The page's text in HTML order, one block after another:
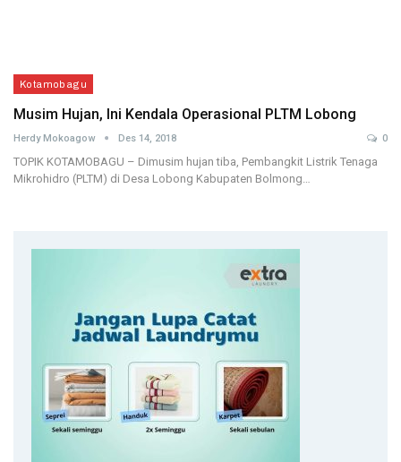
Kotamobagu
Musim Hujan, Ini Kendala Operasional PLTM Lobong
Herdy Mokoagow Des 14, 2018 0
TOPIK KOTAMOBAGU – Dimusim hujan tiba, Pembangkit Listrik Tenaga
Mikrohidro (PLTM) di Desa Lobong Kabupaten Bolmong…